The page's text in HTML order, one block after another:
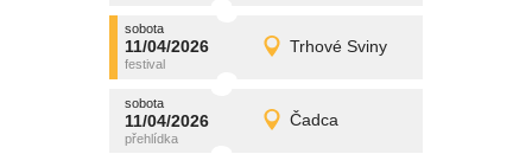
sobota
11/04/2026 Trhové Sviny
sobota
11/04/2026 Detail
promítání
sobota
11/04/2026 Čadca
sobota
11/04/2026 Detail
promítání